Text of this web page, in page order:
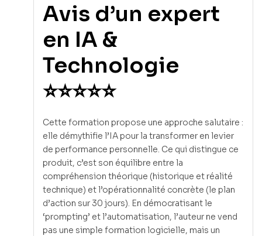
Avis d’un expert
en IA &
Technologie
⭐⭐⭐⭐⭐
Cette formation propose une approche salutaire :
elle démythifie l’IA pour la transformer en levier
de performance personnelle. Ce qui distingue ce
produit, c’est son équilibre entre la
compréhension théorique (historique et réalité
technique) et l’opérationnalité concrète (le plan
d’action sur 30 jours). En démocratisant le
‘prompting’ et l’automatisation, l’auteur ne vend
pas une simple formation logicielle, mais un